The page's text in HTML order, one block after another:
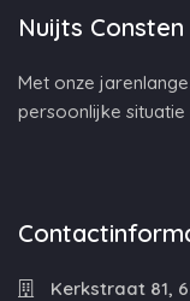
Nuijts
Met onze
persoonlijke situatie
Kerkstraat 81,